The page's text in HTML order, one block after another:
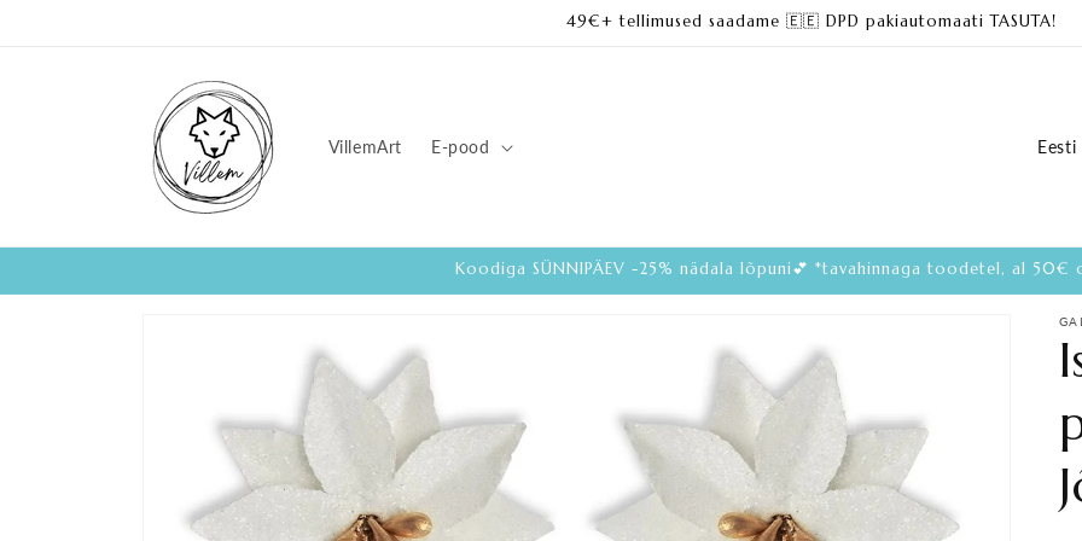
49€+ tellimused saadame 🇪🇪 DPD pakiautomaati TASUTA!
VillemArt E-pood
R
k
Koodiga SÜNNIPÄEV -25% nädala lõpuni💕 *tavahinnaga toodetel, al 50€